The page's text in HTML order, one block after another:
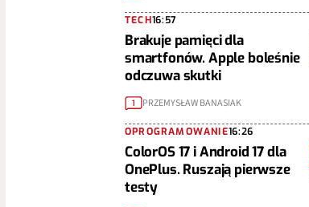
TECH16:57
Brakuje pamięci dla
smartfonów. Apple boleśnie
odczuwa skutki
1 PRZEMYSŁAW BANASIAK
OPROGRAMOWANIE16:26
ColorOS 17 i Android 17 dla
OnePlus. Ruszają pierwsze
testy